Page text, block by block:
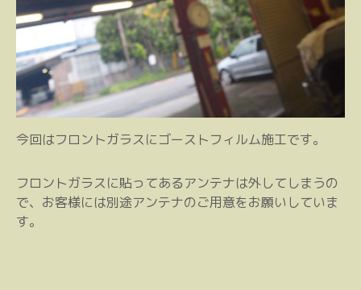
今回はフロントガラスにゴーストフィルム施工です。
フロントガラスに貼ってあるアンテナは外してしまうの
で、お客様には別途アンテナのご用意をお願いしていま
す。